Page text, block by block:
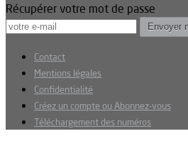
Récupérer votre mot de passe
Contact
Mentions légales
Confidentialité
Créez un compte ou Abonnez-vous
Téléchargement des numéros